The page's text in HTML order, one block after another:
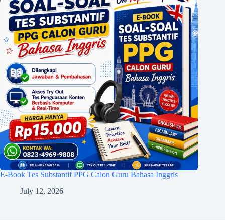
E-Book Tes Substantif PPG Calon Guru Bahasa Inggris
July 12, 2026